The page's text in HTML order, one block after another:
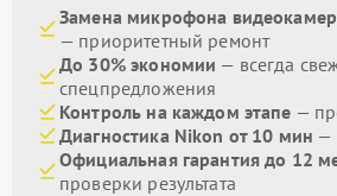
Замена микрофона
— приоритетный ремонт
До 30% экономии — всегда
спецпредложения
Контроль на каждом этапе —
Диагностика Nikon от 10 мин —
Официальная гарантия до 12
проверки результата